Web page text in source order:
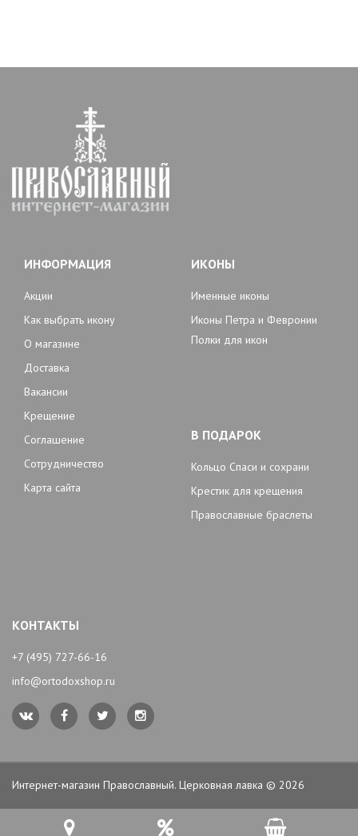
ИНФОРМАЦИЯ
Акции
Как выбрать икону
О магазине
Доставка
Вакансии
Крещение
Соглашение
Сотрудничество
Карта сайта
ИКОНЫ
Именные иконы
Иконы Петра и Февронии
Полки для икон
В ПОДАРОК
Кольцо Спаси и сохрани
Крестик для крещения
Православные браслеты
КОНТАКТЫ
+7 (495) 727-66-16
info@ortodoxshop.ru
Интернет-магазин Православный. Церковная лавка © 2026